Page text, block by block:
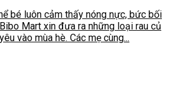
bé luôn cảm thấy nóng nực, bức bối
Mart xin đưa ra những loại rau củ
vào mùa hè. Các mẹ cùng...